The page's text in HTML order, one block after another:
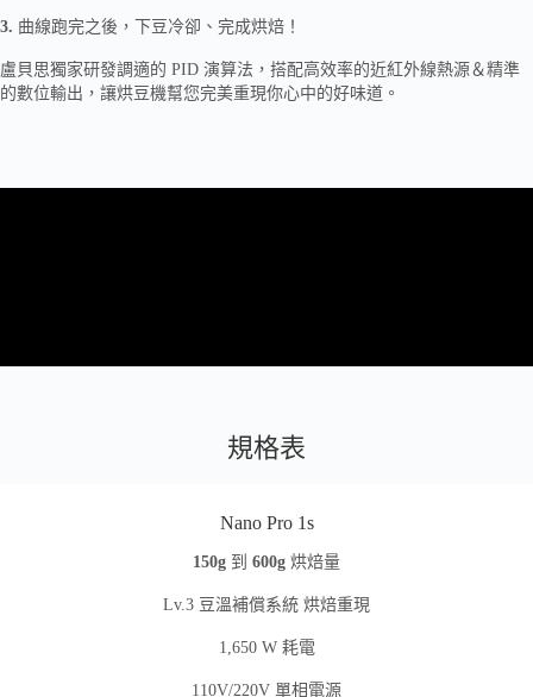
3. 曲線跑完之後，下豆冷卻、完成烘焙！
盧貝思獨家研發調適的 PID 演算法，搭配高效率的近紅外線熱源＆精準
的數位輸出，讓烘豆機幫您完美重現你心中的好味道。
規格表
Nano Pro 1s
150g 到 600g 烘焙量
Lv.3 豆溫補償系統 烘焙重現
1,650 W 耗電
110V/220V 單相電源